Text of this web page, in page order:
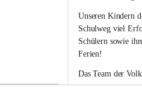
l
e
G
l
o
g
n
Unseren Kindern
Schulweg viel
Schülern sowie
Ferien!
Das Team der